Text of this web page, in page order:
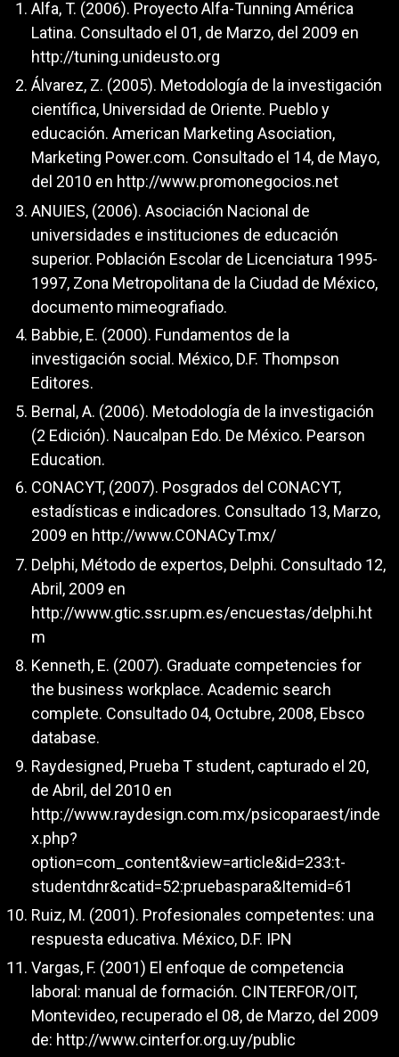
Alfa, T. (2006). Proyecto Alfa-Tunning América
Latina. Consultado el 01, de Marzo, del 2009 en
http://tuning.unideusto.org
Álvarez, Z. (2005). Metodología de la investigación
científica, Universidad de Oriente. Pueblo y
educación. American Marketing Asociation,
Marketing Power.com. Consultado el 14, de Mayo,
del 2010 en http://www.promonegocios.net
ANUIES, (2006). Asociación Nacional de
universidades e instituciones de educación
superior. Población Escolar de Licenciatura 1995-
1997, Zona Metropolitana de la Ciudad de México,
documento mimeografiado.
Babbie, E. (2000). Fundamentos de la
investigación social. México, D.F. Thompson
Editores.
Bernal, A. (2006). Metodología de la investigación
(2 Edición). Naucalpan Edo. De México. Pearson
Education.
CONACYT, (2007). Posgrados del CONACYT,
estadísticas e indicadores. Consultado 13, Marzo,
2009 en http://www.CONACyT.mx/
Delphi, Método de expertos, Delphi. Consultado 12,
Abril, 2009 en
http://www.gtic.ssr.upm.es/encuestas/delphi.ht
m
Kenneth, E. (2007). Graduate competencies for
the business workplace. Academic search
complete. Consultado 04, Octubre, 2008, Ebsco
database.
Raydesigned, Prueba T student, capturado el 20,
de Abril, del 2010 en
http://www.raydesign.com.mx/psicoparaest/inde
x.php?
option=com_content&view=article&id=233:t-
studentdnr&catid=52:pruebaspara&Itemid=61
Ruiz, M. (2001). Profesionales competentes: una
respuesta educativa. México, D.F. IPN
Vargas, F. (2001) El enfoque de competencia
laboral: manual de formación. CINTERFOR/OIT,
Montevideo, recuperado el 08, de Marzo, del 2009
de: http://www.cinterfor.org.uy/public